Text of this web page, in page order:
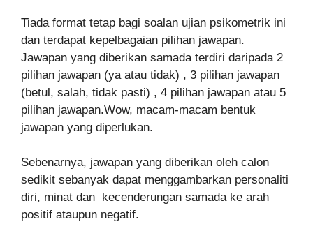
Tiada format tetap bagi soalan ujian psikometrik ini
dan terdapat kepelbagaian pilihan jawapan.
Jawapan yang diberikan samada terdiri daripada 2
pilihan jawapan (ya atau tidak) , 3 pilihan jawapan
(betul, salah, tidak pasti) , 4 pilihan jawapan atau 5
pilihan jawapan.Wow, macam-macam bentuk
jawapan yang diperlukan.
Sebenarnya, jawapan yang diberikan oleh calon
sedikit sebanyak dapat menggambarkan personaliti
diri, minat dan kecenderungan samada ke arah
positif ataupun negatif.